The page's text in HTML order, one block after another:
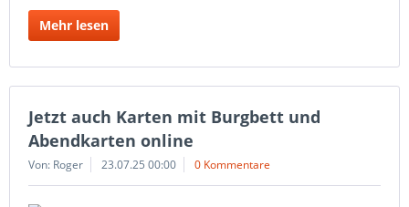
Mehr lesen
Jetzt auch Karten mit Burgbett und
Abendkarten online
Von: Roger 23.07.25 00:00 0 Kommentare